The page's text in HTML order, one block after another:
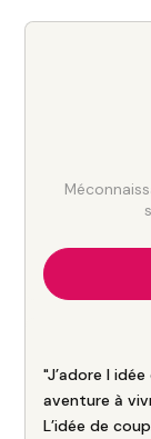
"J’adore l
aventure à
L’idée de